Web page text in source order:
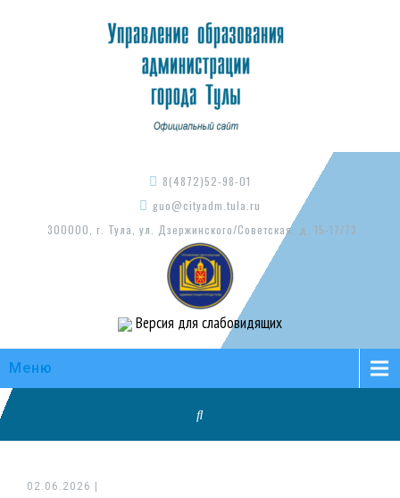
8(4872)52-98-01
guo@cityadm.tula.ru
300000, г. Тула, ул. Дзержинского/Советская, д. 15-17/73
Версия для слабовидящих
Меню
02.06.2026